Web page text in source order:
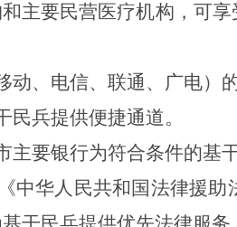
主要民营医疗机构，可
、电信、联通、广电）
兵提供便捷通道。
要银行为符合条件的基
中华人民共和国法律援